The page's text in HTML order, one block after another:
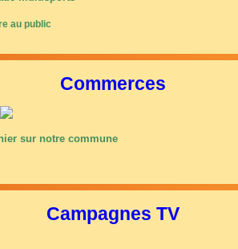
au public
Commerces
sur notre commune
Campagnes TV